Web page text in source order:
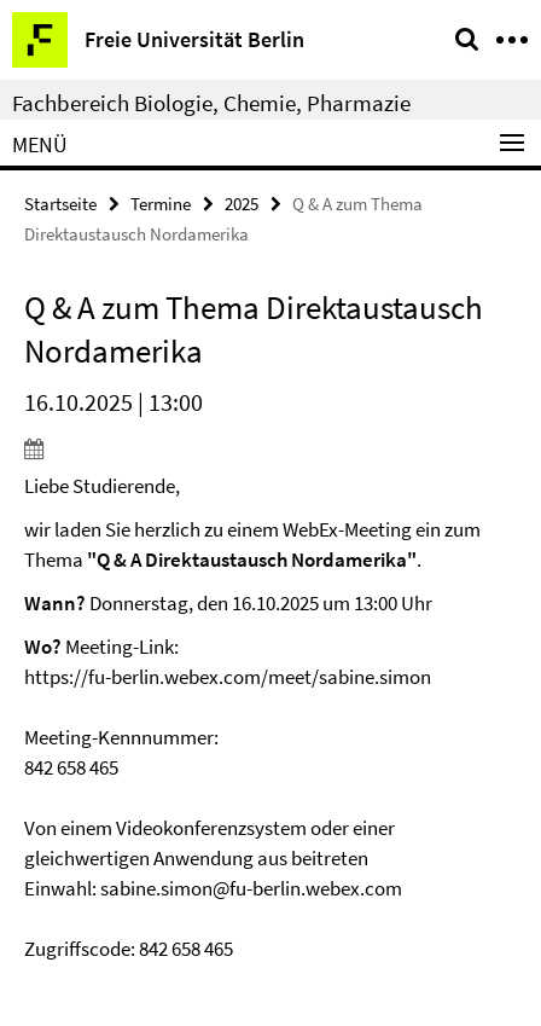
Springe
direkt
zu
Inhalt
Freie Universität Berlin
Service-
Navigation
Fachbereich Biologie, Chemie, Pharmazie
MENÜ
Startseite Termine 2025
Q & A zum Thema
Direktaustausch Nordamerika
Q & A zum Thema Direktaustausch
Nordamerika
16.10.2025 | 13:00
Liebe Studierende,
wir laden Sie herzlich zu einem WebEx-Meeting ein zum
Thema "Q & A Direktaustausch Nordamerika".
Wann? Donnerstag, den 16.10.2025 um 13:00 Uhr
Wo? Meeting-Link:
https://fu-berlin.webex.com/meet/sabine.simon
Meeting-Kennnummer:
842 658 465
Von einem Videokonferenzsystem oder einer
gleichwertigen Anwendung aus beitreten
Einwahl: sabine.simon@fu-berlin.webex.com
Zugriffscode: 842 658 465